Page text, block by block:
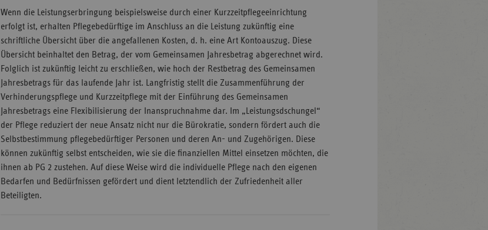
Wenn die Leistungserbringung beispielsweise durch einer Kurzzeitpflegeeinrichtung
erfolgt ist, erhalten Pflegebedürftige im Anschluss an die Leistung zukünftig eine
schriftliche Übersicht über die angefallenen Kosten, d. h. eine Art Kontoauszug. Diese
Übersicht beinhaltet den Betrag, der vom Gemeinsamen Jahresbetrag abgerechnet wird.
Folglich ist zukünftig leicht zu erschließen, wie hoch der Restbetrag des Gemeinsamen
Jahresbetrags für das laufende Jahr ist. Langfristig stellt die Zusammenführung der
Verhinderungspflege und Kurzzeitpflege mit der Einführung des Gemeinsamen
Jahresbetrags eine Flexibilisierung der Inanspruchnahme dar. Im „Leistungsdschungel“
der Pflege reduziert der neue Ansatz nicht nur die Bürokratie, sondern fördert auch die
Selbstbestimmung pflegebedürftiger Personen und deren An- und Zugehörigen. Diese
können zukünftig selbst entscheiden, wie sie die finanziellen Mittel einsetzen möchten, die
ihnen ab PG 2 zustehen. Auf diese Weise wird die individuelle Pflege nach den eigenen
Bedarfen und Bedürfnissen gefördert und dient letztendlich der Zufriedenheit aller
Beteiligten.